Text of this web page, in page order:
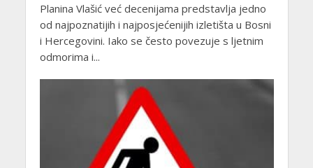
Planina Vlašić već decenijama predstavlja jedno
od najpoznatijih i najposjećenijih izletišta u Bosni
i Hercegovini. Iako se često povezuje s ljetnim
odmorima i...